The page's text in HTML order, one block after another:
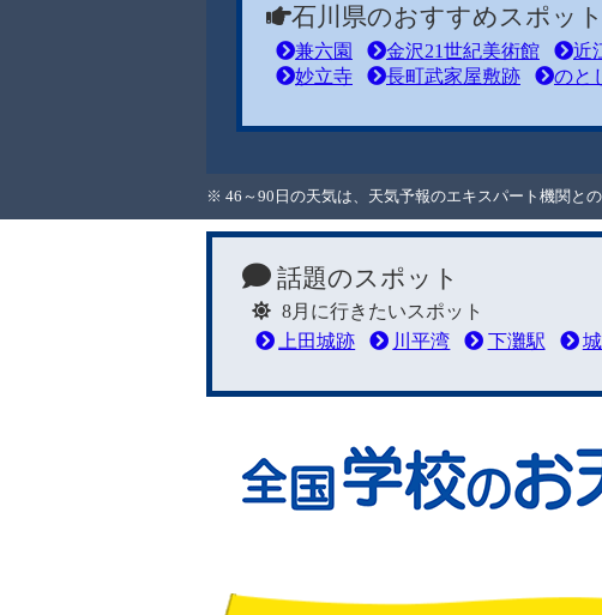
石川県のおすすめスポット
兼六園 金沢21世紀美術館 近
妙立寺
長町武家屋敷跡 のと
※ 46～90日の天気は、天気予報のエキスパート機関と
話題のスポット
8月に行きたいスポット
上田城跡
川平湾 下灘駅